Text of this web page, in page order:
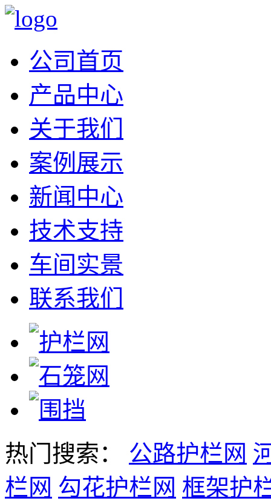
公司首页
产品中心
关于我们
案例展示
新闻中心
技术支持
车间实景
联系我们
热门搜索： 公路护栏网
栏网 勾花护栏网 框架护